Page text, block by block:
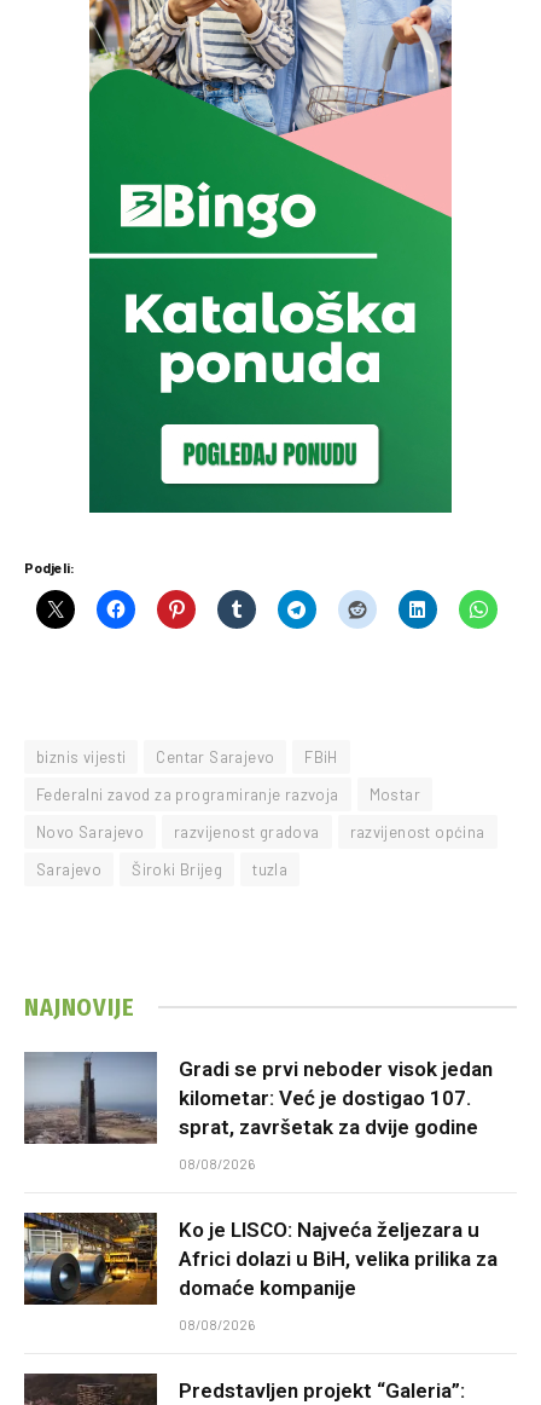
Podjeli:
biznis vijesti Centar Sarajevo
FBiH
Federalni zavod za programiranje razvoja
Mostar
Novo Sarajevo
razvijenost gradova
razvijenost općina
Sarajevo
Široki Brijeg tuzla
NAJNOVIJE
Gradi se prvi neboder visok jedan
kilometar: Već je dostigao 107.
sprat, završetak za dvije godine
08/08/2026
Ko je LISCO: Najveća željezara u
Africi dolazi u BiH, velika prilika za
domaće kompanije
08/08/2026
Predstavljen projekt “Galeria”: